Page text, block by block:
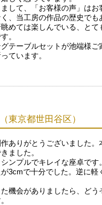
して、「お客様の声」はお
、当工房の作品の歴史でも
めては楽しんでいる、とて
。
テーブルセットが池端様ご
ています。
東京都世田谷区）
ありがとうございました。
ました。
ンプルでキレイな座卓です
3cmで十分でした。逆に軽
機会がありましたら、どう